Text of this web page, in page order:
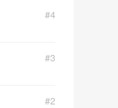
#4
#3
#2